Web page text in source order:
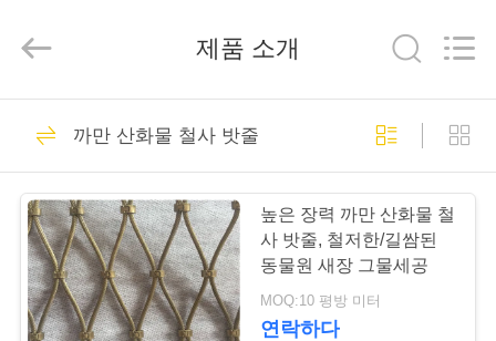
제
품
우
2026
Wire
Co.,Ltd.
Reserved.
철사 밧줄 메시
204
제품 소개
까만 산화물 철사 밧줄
높은 장력 까만 산화물 철
사 밧줄, 철저한/길쌈된
동물원 새장 그물세공
MOQ:10 평방 미터
연락하다